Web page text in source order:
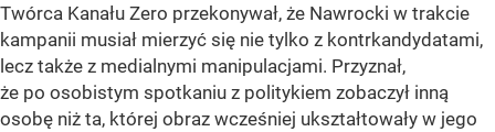
Twórca Kanału Zero przekonywał, że Nawrocki w trakcie
kampanii musiał mierzyć się nie tylko z kontrkandydatami,
lecz także z medialnymi manipulacjami. Przyznał,
że po osobistym spotkaniu z politykiem zobaczył inną
osobę niż ta, której obraz wcześniej ukształtowały w jego